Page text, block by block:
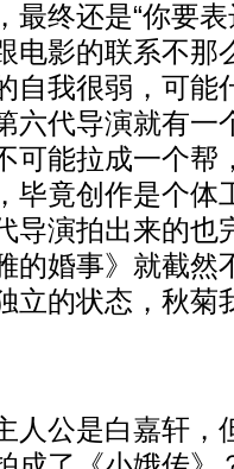
最终还是“你要
电影的联系不那
自我很弱，可能
六代导演就有一
可能拉成一个帮
毕竟创作是个体
导演拍出来的也
的婚事》就截然
立的状态，秋菊
公是白嘉轩，